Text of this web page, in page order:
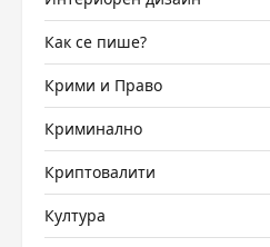
Как се пише?
Крими и Право
Криминално
Криптовалити
Култура